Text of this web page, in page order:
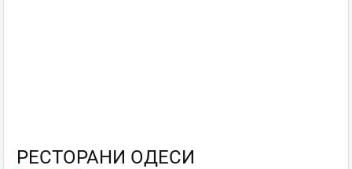
РЕСТОРАНИ ОДЕСИ